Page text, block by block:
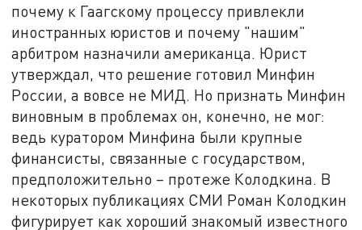
почему к Гаагскому процессу привлекли
иностранных юристов и почему "нашим"
арбитром назначили американца. Юрист
утверждал, что решение готовил Минфин
России, а вовсе не МИД. Но признать Минфин
виновным в проблемах он, конечно, не мог:
ведь куратором Минфина были крупные
финансисты, связанные с государством,
предположительно – протеже Колодкина. В
некоторых публикациях СМИ Роман Колодкин
фигурирует как хороший знакомый известного